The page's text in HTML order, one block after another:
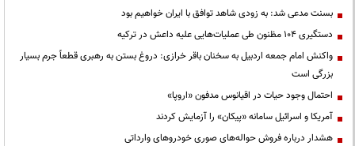
بسنت مدعی شد: به زودی شاهد توافق با ایران خواهیم بود
دستگیری ۱۰۴ مظنون طی عملیات‌هایی علیه داعش در ترکیه
واکنش امام جمعه اردبیل به سخنان باقر خرازی: دروغ بستن به رهبری قطعاً جرم بسیار
بزرگی است
احتمال وجود حیات در اقیانوس مدفون «اروپا»
آمریکا و اسرائیل سامانه «پیکان» را آزمایش کردند
هشدار درباره فروش حواله‌های صوری خودروهای وارداتی